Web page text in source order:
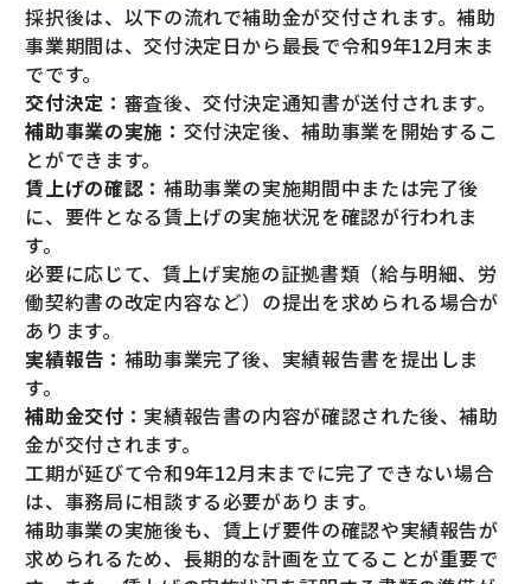
採択後は、以下の流れで補助金が交付されます。補助
事業期間は、交付決定日から最長で令和9年12月末ま
でです。
交付決定： 審査後、交付決定通知書が送付されます。
補助事業の実施： 交付決定後、補助事業を開始するこ
とができます。
賃上げの確認： 補助事業の実施期間中または完了後
に、要件となる賃上げの実施状況を確認が行われま
す。
必要に応じて、賃上げ実施の証拠書類（給与明細、労
働契約書の改定内容など）の提出を求められる場合が
あります。
実績報告： 補助事業完了後、実績報告書を提出しま
す。
補助金交付： 実績報告書の内容が確認された後、補助
金が交付されます。
工期が延びて令和9年12月末までに完了できない場合
は、事務局に相談する必要があります。
補助事業の実施後も、賃上げ要件の確認や実績報告が
求められるため、長期的な計画を立てることが重要で